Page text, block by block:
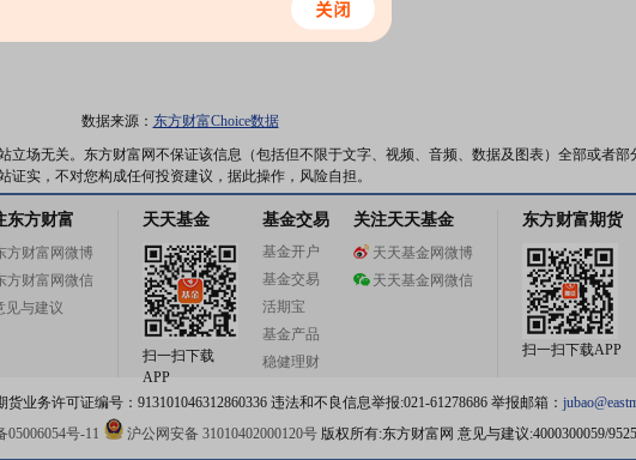
数据来源： 东方财富Choice数据
立场无关。东方财富网不保证该信息（包括但不限于文字、视频、音频、数据及图表）全部或者部
实，不对您构成任何投资建议，据此操作，风险自担。
东方财富
方财富网微博
方财富网微信
见与建议
天天基金
扫一扫下载
APP
基金交易
基金开户
基金交易
活期宝
基金产品
稳健理财
关注天天基金
天天基金网微博
天天基金网微信
东方财富期货
扫一扫下载APP
业务许可证编号：913101046312860336 违法和不良信息举报:021-61278686 举报邮箱：
05006054号-11 沪公网安备 31010402000120号版权所有:东方财富网 意见与建议:4000300059/